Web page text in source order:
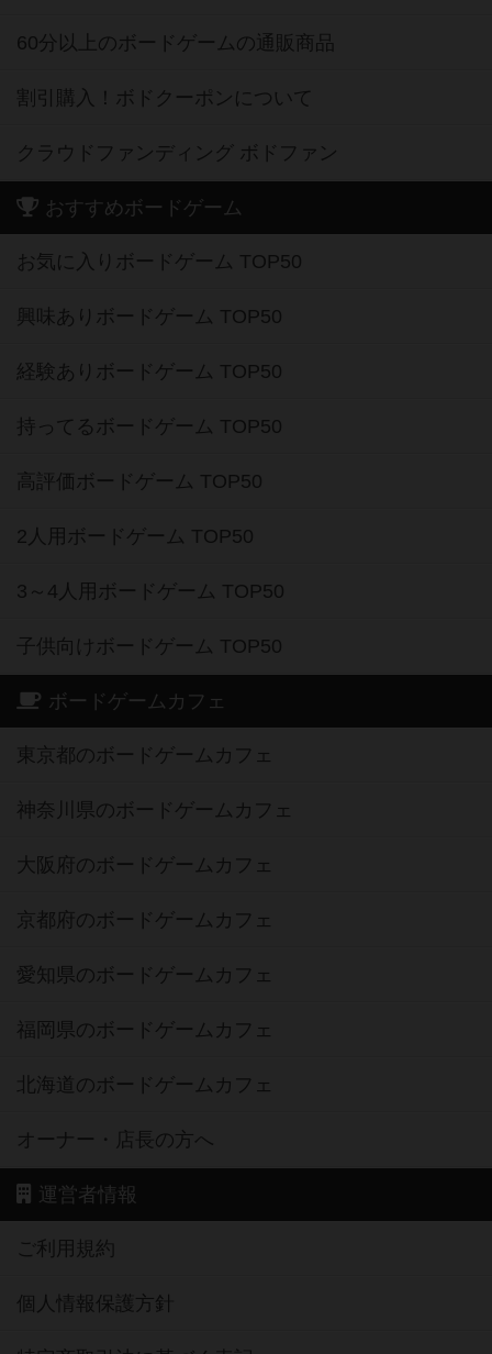
60分以上のボードゲームの通販商品
割引購入！ボドクーポンについて
クラウドファンディング ボドファン
おすすめボードゲーム
お気に入りボードゲーム TOP50
興味ありボードゲーム TOP50
経験ありボードゲーム TOP50
持ってるボードゲーム TOP50
高評価ボードゲーム TOP50
2人用ボードゲーム TOP50
3～4人用ボードゲーム TOP50
子供向けボードゲーム TOP50
ボードゲームカフェ
東京都のボードゲームカフェ
神奈川県のボードゲームカフェ
大阪府のボードゲームカフェ
京都府のボードゲームカフェ
愛知県のボードゲームカフェ
福岡県のボードゲームカフェ
北海道のボードゲームカフェ
オーナー・店長の方へ
運営者情報
ご利用規約
個人情報保護方針